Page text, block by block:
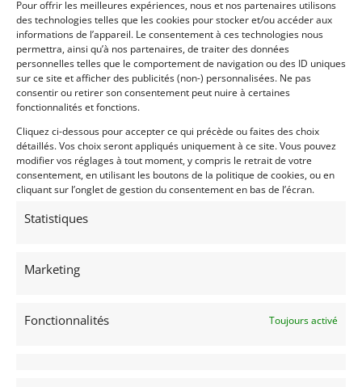
Pour offrir les meilleures expériences, nous et nos partenaires utilisons
des technologies telles que les cookies pour stocker et/ou accéder aux
informations de l’appareil. Le consentement à ces technologies nous
permettra, ainsi qu’à nos partenaires, de traiter des données
personnelles telles que le comportement de navigation ou des ID uniques
sur ce site et afficher des publicités (non-) personnalisées. Ne pas
consentir ou retirer son consentement peut nuire à certaines
fonctionnalités et fonctions.
Cliquez ci-dessous pour accepter ce qui précède ou faites des choix
détaillés. Vos choix seront appliqués uniquement à ce site. Vous pouvez
modifier vos réglages à tout moment, y compris le retrait de votre
consentement, en utilisant les boutons de la politique de cookies, ou en
cliquant sur l’onglet de gestion du consentement en bas de l’écran.
Statistiques
Marketing
Fonctionnalités Toujours activé
Voir les 269 annonces deFranco LEMBO
Publié: 26 octobre 2023 (il y a 3 ans)
GT Rallye VHRS
Allemandes